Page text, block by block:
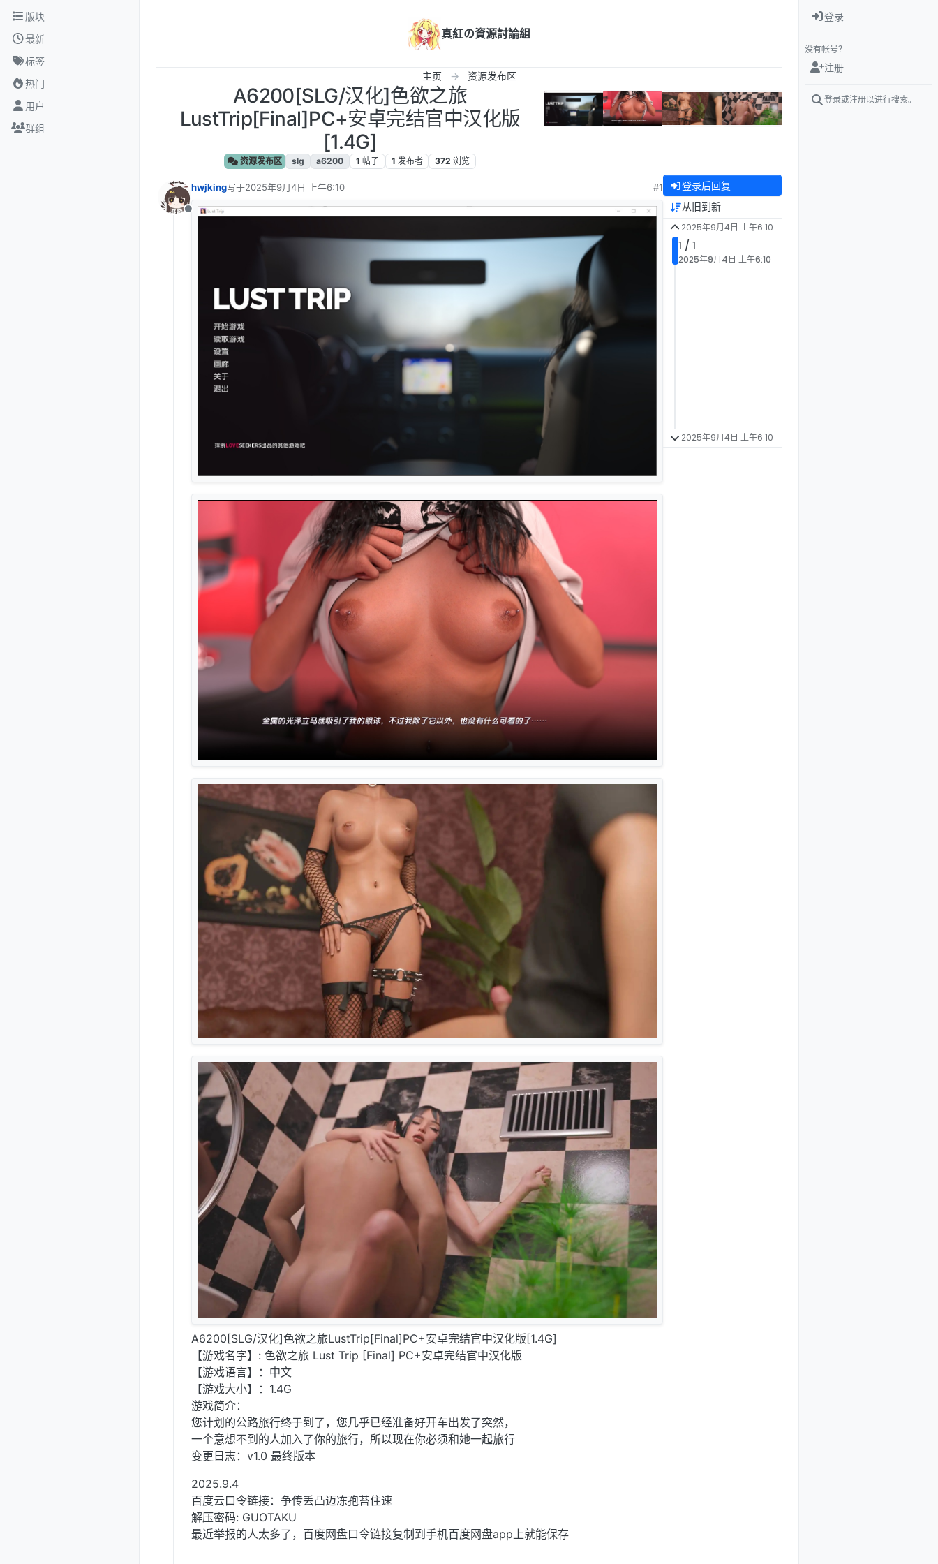
跳转至内容
版块
最新
标签
热门
用户
群组
真紅の資源討論組
主页 资源发布区
A6200[SLG/汉化]色欲之旅
LustTrip[Final]PC+安卓完结官中汉化版
[1.4G]
资源发布区 slg a6200 1 帖子 1 发布者 372 浏览
离线
hwjking写于2025年9月4日 上午6:10
最后由 编辑
#1
A6200[SLG/汉化]色欲之旅LustTrip[Final]PC+安卓完结官中汉化版[1.4G]
【游戏名字】: 色欲之旅 Lust Trip [Final] PC+安卓完结官中汉化版
【游戏语言】：中文
【游戏大小】：1.4G
游戏简介：
您计划的公路旅行终于到了，您几乎已经准备好开车出发了突然，
一个意想不到的人加入了你的旅行，所以现在你必须和她一起旅行
变更日志：v1.0 最终版本
2025.9.4
百度云口令链接：争传丢凸迈冻孢苔住速
解压密码: GUOTAKU
最近举报的人太多了，百度网盘口令链接复制到手机百度网盘app上就能保存
登录后回复
从旧到新
2025年9月4日 上午6:10
1 / 1
2025年9月4日 上午6:10
2025年9月4日 上午6:10
登录
没有帐号？
注册
登录或注册以进行搜索。